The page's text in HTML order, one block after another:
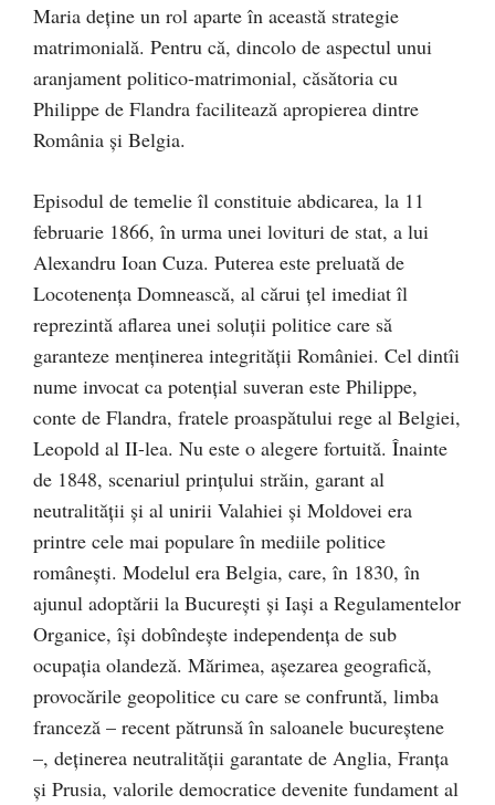
Maria deţine un rol aparte în această strategie
matrimonială. Pentru că, dincolo de aspectul unui
aranjament politico-matrimonial, căsătoria cu
Philippe de Flandra facilitează apropierea dintre
România şi Belgia.
Episodul de temelie îl constituie abdicarea, la 11
februarie 1866, în urma unei lovituri de stat, a lui
Alexandru Ioan Cuza. Puterea este preluată de
Locotenenţa Domnească, al cărui ţel imediat îl
reprezintă aflarea unei soluţii politice care să
garanteze menţinerea integrităţii României. Cel dintîi
nume invocat ca potenţial suveran este Philippe,
conte de Flandra, fratele proaspătului rege al Belgiei,
Leopold al II-lea. Nu este o alegere fortuită. Înainte
de 1848, scenariul prinţului străin, garant al
neutralităţii şi al unirii Valahiei şi Moldovei era
printre cele mai populare în mediile politice
româneşti. Modelul era Belgia, care, în 1830, în
ajunul adoptării la Bucureşti şi Iaşi a Regulamentelor
Organice, îşi dobîndeşte independenţa de sub
ocupaţia olandeză. Mărimea, aşezarea geografică,
provocările geopolitice cu care se confruntă, limba
franceză – recent pătrunsă în saloanele bucureştene
–, deţinerea neutralităţii garantate de Anglia, Franţa
şi Prusia, valorile democratice devenite fundament al